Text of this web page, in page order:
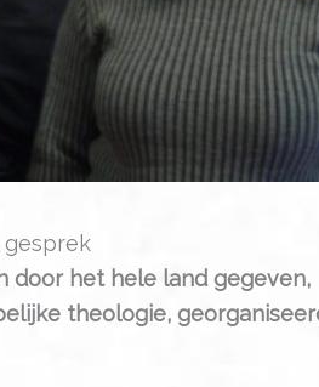
gesprek
door het hele land gegeven,
theologie,